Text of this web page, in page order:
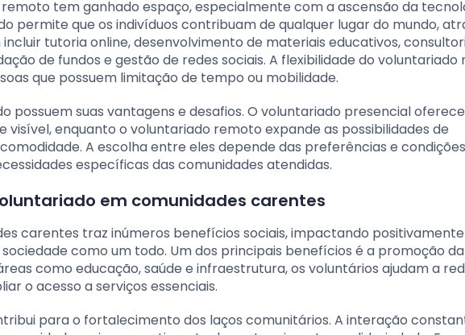
tem ganhado espaço, especialmente com a ascensão da
permite que os indivíduos contribuam de qualquer lugar do mundo,
tutoria online, desenvolvimento de materiais educativos,
de fundos e gestão de redes sociais. A flexibilidade do voluntariado
que possuem limitação de tempo ou mobilidade.
possuem suas vantagens e desafios. O voluntariado presencial
visível, enquanto o voluntariado remoto expande as possibilidades de
A escolha entre eles depende das preferências e
específicas das comunidades atendidas.
em comunidades carentes
carentes traz inúmeros benefícios sociais, impactando
como um todo. Um dos principais benefícios é a promoção
como educação, saúde e infraestrutura, os voluntários ajudam a
o acesso a serviços essenciais.
para o fortalecimento dos laços comunitários. A interação